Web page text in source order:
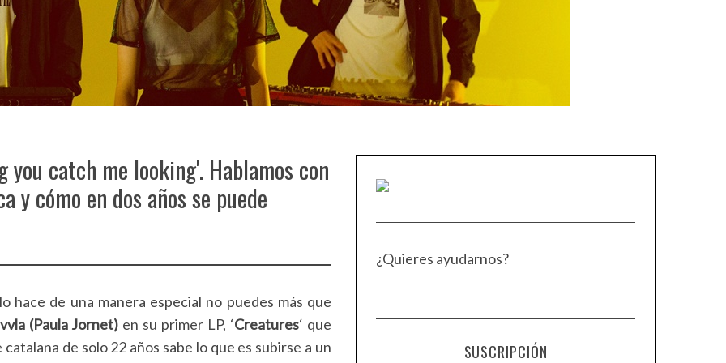
catch me looking'. Hablamos con
y cómo en dos años se puede
hace de una manera especial no puedes más que
(Paula Jornet) en su primer LP, ‘Creatures‘ que
de solo 22 años sabe lo que es subirse a un
¿Quieres ayudarnos?
SUSCRIPCIÓN